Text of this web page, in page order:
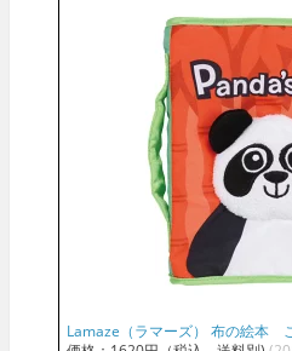
Lamaze（ラマーズ） 布の絵本